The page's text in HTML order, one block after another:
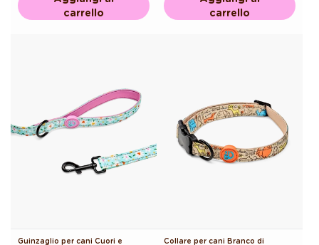
carrello
carrello
Guinzaglio per cani Cuori e
Collare per cani Branco di